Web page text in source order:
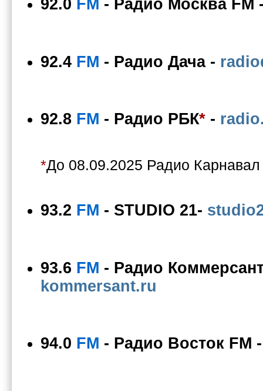
92.0 FM - Радио Москва FM
92.4 FM - Радио Дача-
92.8 FM - Радио РБК* -
*До 08.09.2025 Радио Карнавал
93.2 FM - STUDIO 21-
93.6 FM - Радио
kommersant.ru
94.0 FM - Радио Восток FM